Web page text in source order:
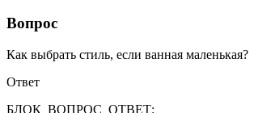
Вопрос
Как выбрать стиль, если ванная маленькая?
Ответ
БЛОК_ВОПРОС_ОТВЕТ: